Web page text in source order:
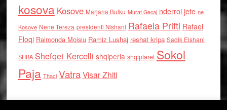
kosova Kosove Marjana Bulku Murat Gecaj nderroi jete ne
Kosove Nene Tereza presidenti Nishani Rafaela Prifti Rafael
Floqi Raimonda Moisiu Ramiz Lushaj reshat kripa Sadik Elshani
SHBA Shefqet Kercelli shqiperia shqiptaret Sokol
Paja Thaci VatraVisar Zhiti